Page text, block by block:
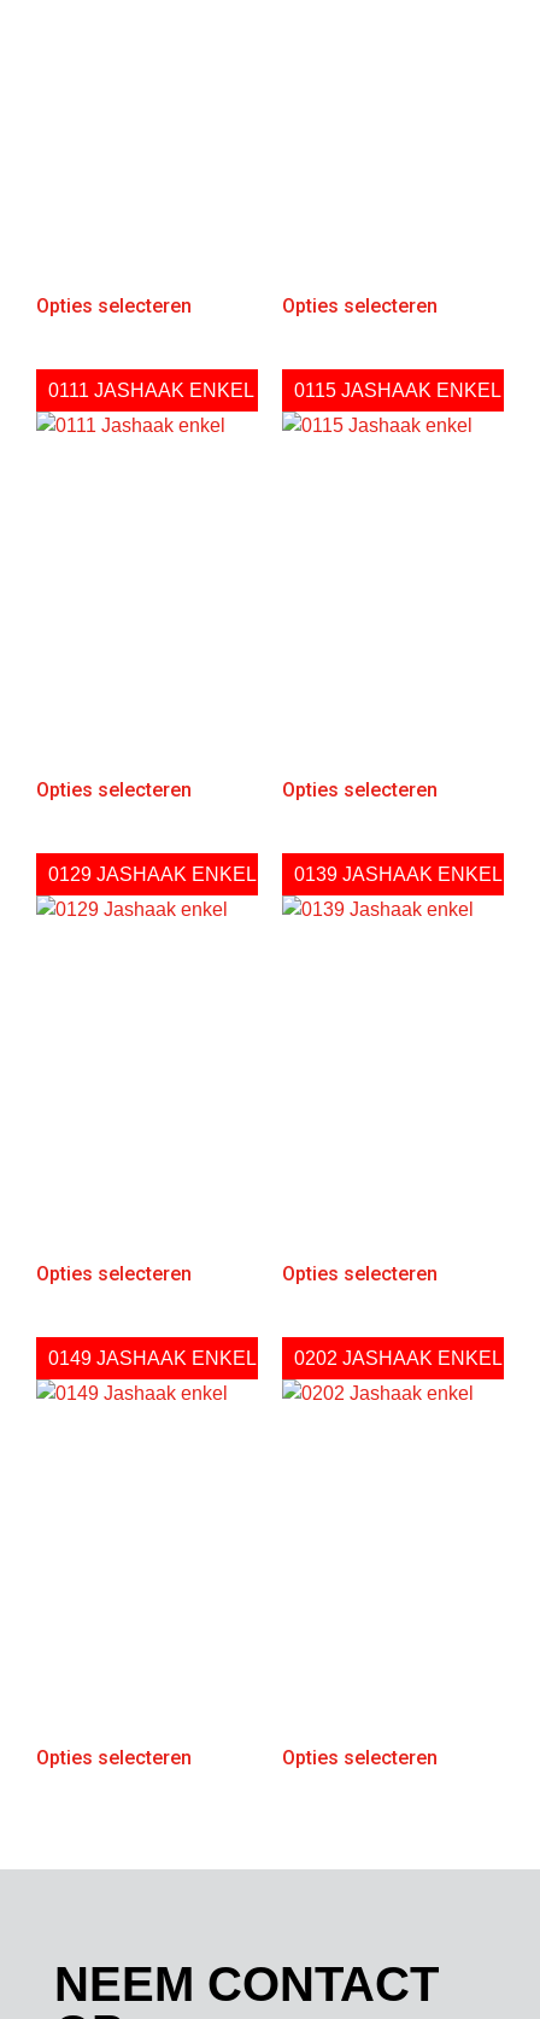
Opties selecteren Opties selecteren
0111 JASHAAK ENKEL
Opties selecteren
0115 JASHAAK ENKEL
Opties selecteren
0129 JASHAAK ENKEL
Opties selecteren
0139 JASHAAK ENKEL
Opties selecteren
0149 JASHAAK ENKEL
Opties selecteren
0202 JASHAAK ENKEL
Opties selecteren
NEEM CONTACT